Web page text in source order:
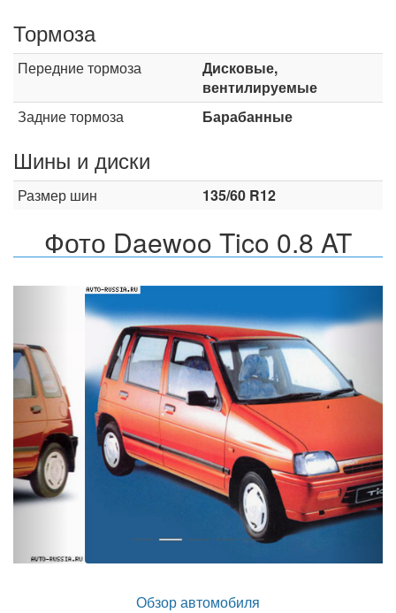
Тормоза
Передние тормоза
Дисковые,
вентилируемые
Задние тормоза
Барабанные
Шины и диски
Размер шин 135/60 R12
Фото Daewoo Tico 0.8 AT
Назад
Обзор автомобиля